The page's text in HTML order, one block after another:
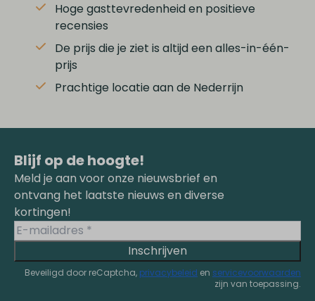
Hoge gasttevredenheid en positieve
recensies
De prijs die je ziet is altijd een alles-in-één-
prijs
Prachtige locatie aan de Nederrijn
Blijf op de hoogte!
Meld je aan voor onze nieuwsbrief en
ontvang het laatste nieuws en diverse
kortingen!
Inschrijven
Beveiligd door reCaptcha, privacybeleid en servicevoorwaarden
zijn van toepassing.